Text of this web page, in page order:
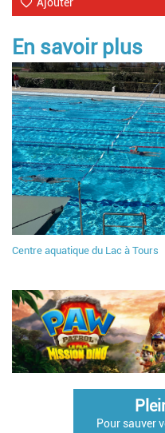
En savoir plus
Centre aquatique du Lac à Tours
Pour sauver